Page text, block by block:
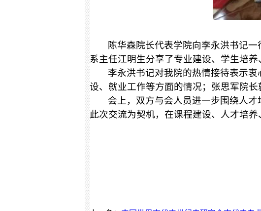
陈华森院长代表学院向李永洪书记
系主任江明生分享了专业建设、学生培养
李永洪书记对我院的热情接待表示
设、就业工作等方面的情况；张思军院
会上，双方与会人员进一步围绕人
此次交流为契机，在课程建设、人才培